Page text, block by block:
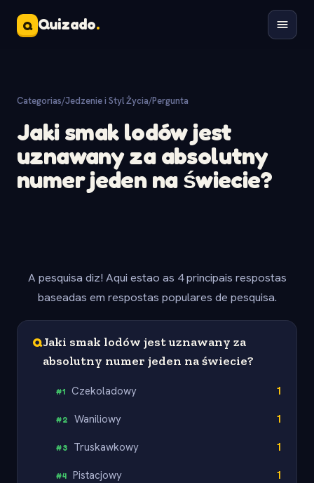
Q Quizado.
Categorias/Jedzenie i Styl Życia/Pergunta
Jaki smak lodów jest
uznawany za absolutny
numer jeden na świecie?
A pesquisa diz! Aqui estao as 4 principais respostas
baseadas em respostas populares de pesquisa.
QJaki smak lodów jest uznawany za
absolutny numer jeden na świecie?
#1 Czekoladowy 1
#2 Waniliowy 1
#3 Truskawkowy 1
#4 Pistacjowy 1